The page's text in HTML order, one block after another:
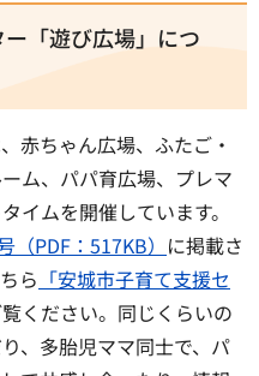
「遊び広場」につ
赤ちゃん広場、ふたご・
ム、パパ育広場、プレマ
イムを開催しています。
（PDF：517KB） に掲載さ
ら 「安城市子育て支援セ
ください。同じくらいの
、多胎児ママ同士で、パ